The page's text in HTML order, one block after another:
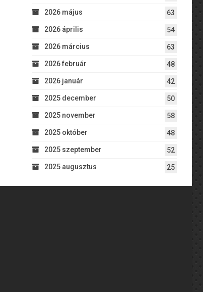
2026 május 63
2026 április 54
2026 március 63
2026 február 48
2026 január 42
2025 december 50
2025 november 58
2025 október 48
2025 szeptember 52
2025 augusztus 25